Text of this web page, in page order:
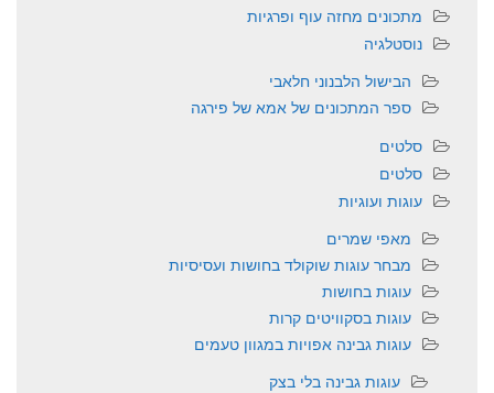
מתכונים מחזה עוף ופרגיות
נוסטלגיה
הבישול הלבנוני חלאבי
ספר המתכונים של אמא של פירגה
סלטים
סלטים
עוגות ועוגיות
מאפי שמרים
מבחר עוגות שוקולד בחושות ועסיסיות
עוגות בחושות
עוגות בסקוויטים קרות
עוגות גבינה אפויות במגוון טעמים
עוגות גבינה בלי בצק